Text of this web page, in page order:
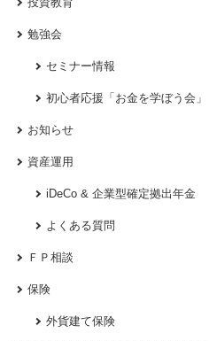
勉強会
セミナー情報
初心者応援「お金を学ぼう会」
お知らせ
資産運用
iDeCo & 企業型確定拠出年金
よくある質問
ＦＰ相談
保険
外貨建て保険